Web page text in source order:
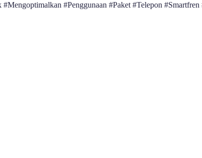
#Penggunaan #Paket #Telepon